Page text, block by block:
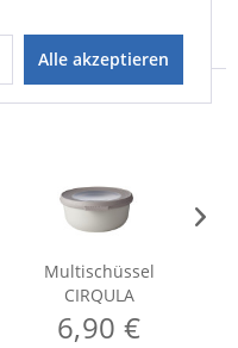
Multischüssel
CIRQULA
6,90 €
Alle akzeptieren